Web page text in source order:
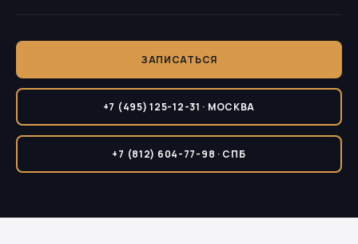
ЗАПИСАТЬСЯ
+7 (495) 125-12-31 · МОСКВА
+7 (812) 604-77-98 · СПБ